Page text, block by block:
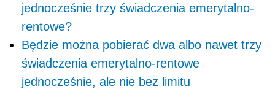
jednocześnie trzy świadczenia emerytalno-
rentowe?
Będzie można pobierać dwa albo nawet trzy
świadczenia emerytalno-rentowe
jednocześnie, ale nie bez limitu